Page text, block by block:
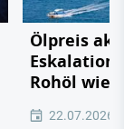
Ölpreis
Rohöl
22.07.2026